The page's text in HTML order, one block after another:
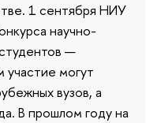
1 сентября НИУ
научно-
—
могут
вузов, а
В прошлом году на